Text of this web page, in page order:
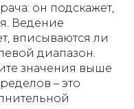
он подскажет,
Ведение
вписываются ли
диапазон.
значения выше
– это